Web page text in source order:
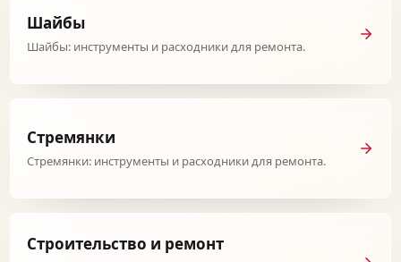
Шайбы
Шайбы: инструменты и расходники для ремонта.
Стремянки
Стремянки: инструменты и расходники для ремонта.
Строительство и ремонт